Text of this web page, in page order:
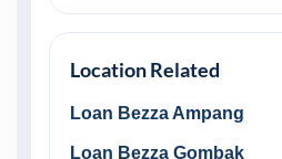
Location Related
Loan Bezza Ampang
Loan Bezza Gombak